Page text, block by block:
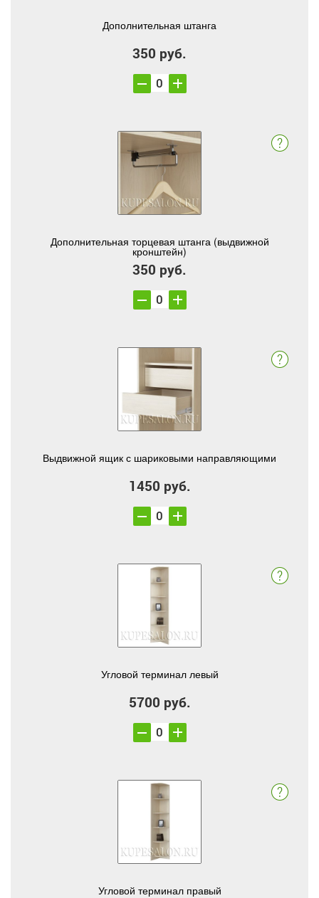
Дополнительная штанга
350 руб.
Дополнительная торцевая штанга (выдвижной
кронштейн)
350 руб.
Выдвижной ящик с шариковыми направляющими
1450 руб.
Угловой терминал левый
5700 руб.
Угловой терминал правый